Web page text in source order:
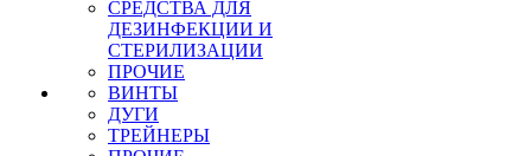
СРЕДСТВА ДЛЯ
ДЕЗИНФЕКЦИИ И
СТЕРИЛИЗАЦИИ
ПРОЧИЕ
ВИНТЫ
ДУГИ
ТРЕЙНЕРЫ